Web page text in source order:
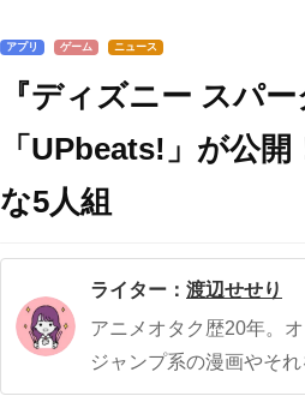
アプリ ゲーム ニュース
『ディズニー スパ
「UPbeats!」が公
な5人組
ライター： 渡辺せせり
アニメオタク歴20年。
ジャンプ系の漫画やそ